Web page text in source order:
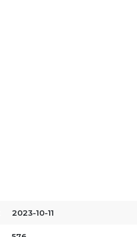
2023-10-11